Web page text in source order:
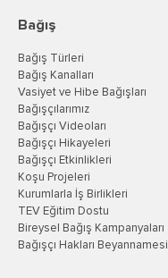
Bağış
Bağış Türleri
Bağış Kanalları
Vasiyet ve Hibe Bağışları
Bağışçılarımız
Bağışçı Videoları
Bağışçı Hikayeleri
Bağışçı Etkinlikleri
Koşu Projeleri
Kurumlarla İş Birlikleri
TEV Eğitim Dostu
Bireysel Bağış Kampanyaları
Bağışçı Hakları Beyannamesi